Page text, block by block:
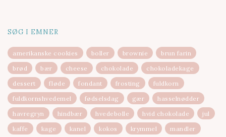
SØG I EMNER
amerikanske cookies boller brownie
brun farin
brød
bær cheese chokolade
chokoladekage
dessert
fløde fondant frosting
fuldkorn
fuldkornshvedemel
fødselsdag gær
hasselnødder
havregryn
hindbær hvedebolle hvid chokolade
jul
kaffe
kage kanel kokos krymmel
mandler